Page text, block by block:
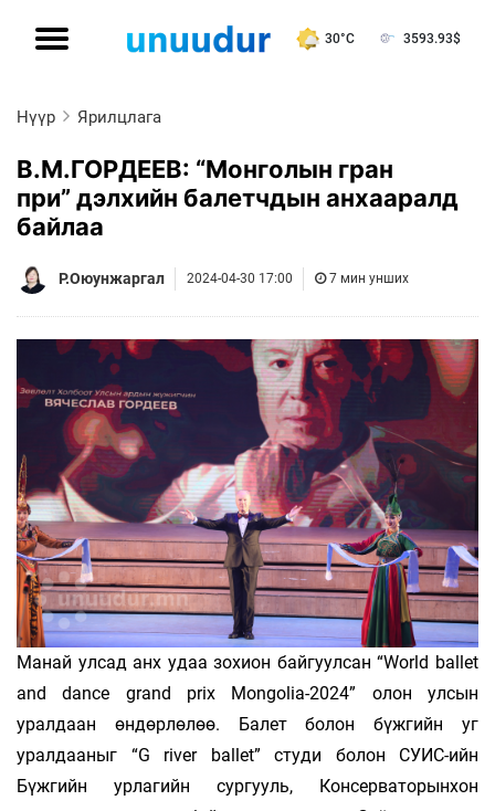
30°C 3593.93$
Нүүр Ярилцлага
В.М.ГОРДЕЕВ: “Монголын гран
при” дэлхийн балетчдын анхааралд
байлаа
Р.Оюунжаргал 2024-04-30 17:00 7 мин унших
Манай улсад анх удаа зохион байгуулсан “World ballet
and dance grand prix Mongolia-2024” олон улсын
уралдаан өндөрлөлөө. Балет болон бүжгийн уг
уралдааныг “G river ballet” студи болон СУИС-ийн
Бүжгийн урлагийн сургууль, Консерваторынхон